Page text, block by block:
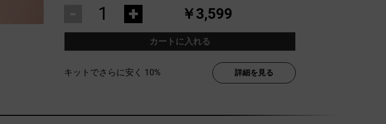
+ ￥3,599
カートに入れる
キットでさらに安く 10% 詳細を見る